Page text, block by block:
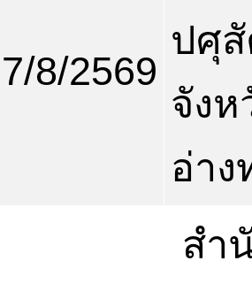
7/8/2569
ปศุ
จังห
อ่าง
สำ